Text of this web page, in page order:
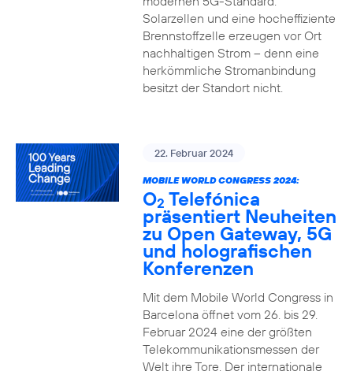
Solarzellen und eine hocheffiziente
Brennstoffzelle erzeugen vor Ort
nachhaltigen Strom – denn eine
herkömmliche Stromanbindung
besitzt der Standort nicht.
22. Februar 2024
MOBILE WORLD CONGRESS 2024:
O2 Telefónica
präsentiert Neuheiten
zu Open Gateway, 5G
und holografischen
Konferenzen
Mit dem Mobile World Congress in
Barcelona öffnet vom 26. bis 29.
Februar 2024 eine der größten
Telekommunikationsmessen der
Welt ihre Tore. Der internationale